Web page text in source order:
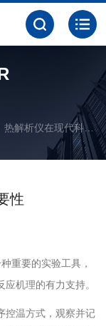
热解析仪在现代科学研究中的重要性
性
重要的实验工具，
机理的有力支持。
温方式，观察并记